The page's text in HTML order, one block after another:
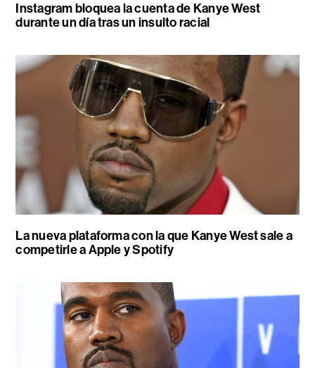
Instagram bloquea la cuenta de Kanye West
durante un día tras un insulto racial
La nueva plataforma con la que Kanye West sale a
competirle a Apple y Spotify